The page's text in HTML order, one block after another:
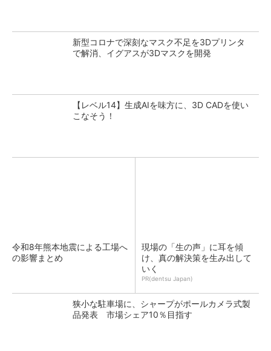
新型コロナで深刻なマスク不足を3Dプリンタ
で解消、イグアスが3Dマスクを開発
【レベル14】生成AIを味方に、3D CADを使い
こなそう！
令和8年熊本地震による工場へ
の影響まとめ
現場の「生の声」に耳を傾
け、真の解決策を生み出して
いく
PR(dentsu Japan)
狭小な駐車場に、シャープがポールカメラ式製
品発表 市場シェア10％目指す